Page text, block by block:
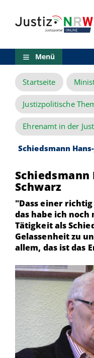
Inhalt
(Sprungmarken)
Menü
Zur
Suche
Zur
NRW-
Zur
Hauptnavigation
Zum
aktuellen
Inhalt
ausgewählten
Links
zu
einzelnen
Seiten
Menü
Startseite
Justizpolitische
Schiedsmann
Schiedsmann
Schwarz
"Dass einer
das habe ich
Tätigkeit als
Gelassenheit zu
allem, das ist das